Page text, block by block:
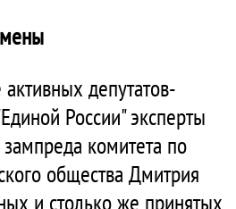
депутатов-
России" эксперты
комитета по
общества Дмитрия
и столько же принятых